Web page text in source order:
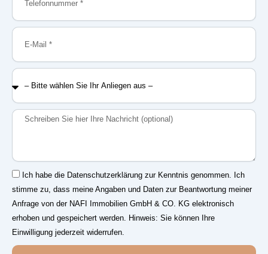
E-
Mail
–
Bitte
Sie
Ihr
Nachricht
Einwilligung
Ich habe die Datenschutzerklärung zur Kenntnis genommen. Ich
stimme zu, dass meine Angaben und Daten zur Beantwortung meiner
Anfrage von der NAFI Immobilien GmbH & CO. KG elektronisch
erhoben und gespeichert werden. Hinweis: Sie können Ihre
Einwilligung jederzeit widerrufen.